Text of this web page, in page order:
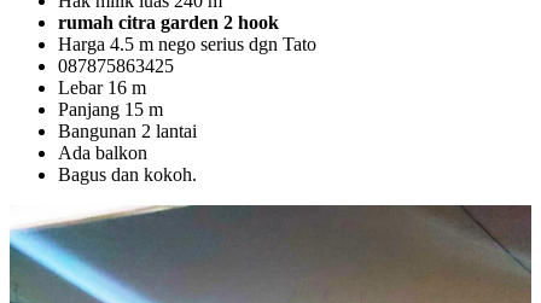
rumah citra garden 2 hook
Harga 4.5 m nego serius dgn Tato
087875863425
Lebar 16 m
Panjang 15 m
Bangunan 2 lantai
Ada balkon
Bagus dan kokoh.